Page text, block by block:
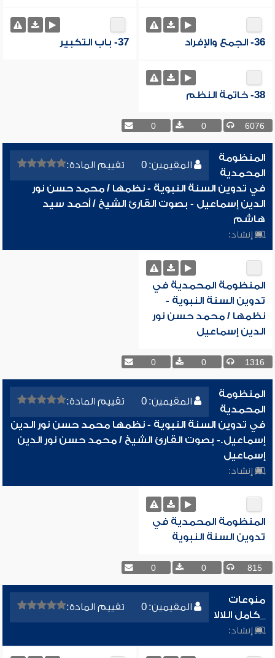
36- الجمع والإفراد 37- باب التكبير
38- خاتمة النظم
6076
0
0
المقيمين: 0 تقييم المادة:
المنظومة
المحمدية
في تدوين السنة النبوية - نظمها / محمد حسن نور
الدين إسماعيل - بصوت القارئ الشيخ / أحمد سيد
هاشم
إنشاد:
المنظومة المحمدية في
تدوين السنة النبوية -
نظمها / محمد حسن نور
الدين إسماعيل
1316
0
0
المقيمين: 0 تقييم المادة:
المنظومة
المحمدية
في تدوين السنة النبوية - نظمها محمد حسن نور الدين
إسماعيل.- بصوت القارئ الشيخ / محمد حسن نور الدين
إسماعيل
إنشاد:
المنظومة المحمدية في
تدوين السنة النبوية
815
0
0
المقيمين: 0 تقييم المادة:
منوعات
_كامل اللالا
إنشاد: